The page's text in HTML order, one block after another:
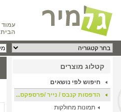
עמוד
הבית
קטלוג מוצרים
חיפוש לפי נושאים
הדפסות קנבס / נייר /פרספקס...
תמונות מחולקות